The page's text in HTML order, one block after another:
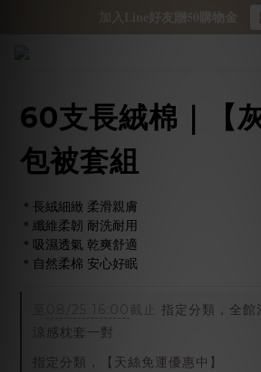
60支長絨棉｜【
包被套組
＊長絨細緻 柔滑親膚
＊纖維柔韌 耐洗耐用
＊吸濕透氣 乾爽舒適
＊自然柔棉 安心好眠
截止
指定分類，全
涼感枕套一對
指定分類，【天絲免運優惠中】
加入Line好友贈50購物金